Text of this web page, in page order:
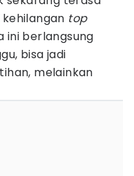
top
ini berlangsung
bisa jadi
melainkan